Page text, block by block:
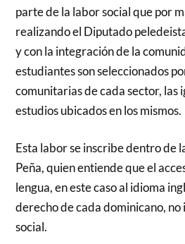
parte de la labor social que por
realizando el Diputado
y con la integración de la
estudiantes son seleccionados
comunitarias de cada sector, las
estudios ubicados en los mismos.
Esta labor se inscribe dentro de
Peña, quien entiende que el
lengua, en este caso al idioma
derecho de cada dominicano,
social.